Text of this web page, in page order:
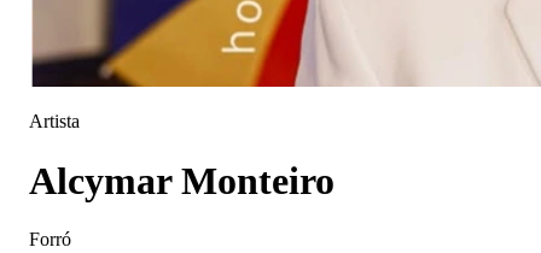
Artista
Alcymar Monteiro
Forró